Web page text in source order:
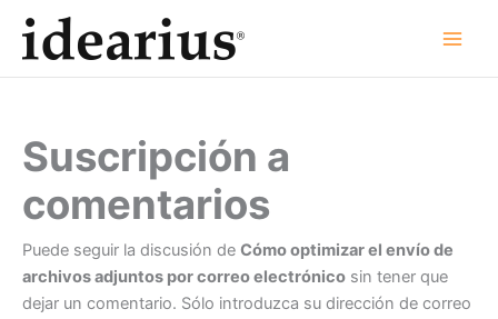
contenido
Suscripción a
comentarios
Puede seguir la discusión de Cómo optimizar el envío de
archivos adjuntos por correo electrónico sin tener que
dejar un comentario. Sólo introduzca su dirección de correo